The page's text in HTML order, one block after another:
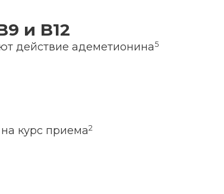
и B12
действие адеметионина5
курс приема2